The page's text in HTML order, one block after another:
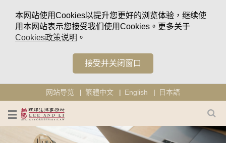
本网站使用Cookies以提升您更好的浏览体验，继续使
用本网站表示您接受我们使用Cookies。更多关于
Cookies政策说明 。
接受并关闭窗口
网站导览 繁體中文 English 日本語